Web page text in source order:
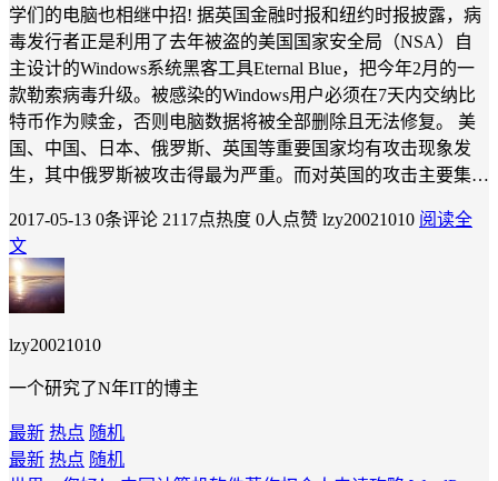
学们的电脑也相继中招! 据英国金融时报和纽约时报披露，病
毒发行者正是利用了去年被盗的美国国家安全局（NSA）自
主设计的Windows系统黑客工具Eternal Blue，把今年2月的一
款勒索病毒升级。被感染的Windows用户必须在7天内交纳比
特币作为赎金，否则电脑数据将被全部删除且无法修复。 美
国、中国、日本、俄罗斯、英国等重要国家均有攻击现象发
生，其中俄罗斯被攻击得最为严重。而对英国的攻击主要集…
2017-05-13 0条评论 2117点热度 0人点赞 lzy20021010 阅读全
文
lzy20021010
一个研究了N年IT的博主
最新 热点 随机
最新 热点 随机